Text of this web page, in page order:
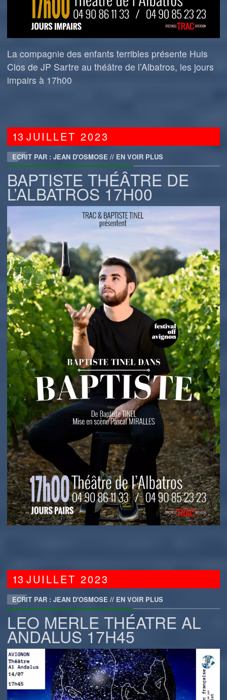
La compagnie des enfants terribles présente Huis
Clos de JP Sartre au théâtre de l’Albatros, les jours
impairs à 17h00
13JUILLET2023
ECRIT PAR : JEAN D'OSMOSE // EN VOIR PLUS
BAPTISTE THÉÂTRE DE
L’ALBATROS 17H00
13JUILLET2023
ECRIT PAR : JEAN D'OSMOSE // EN VOIR PLUS
LEO MERLE THÉATRE AL
ANDALUS 17H45